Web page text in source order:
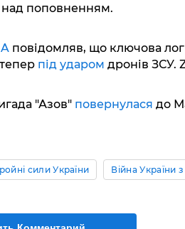
над поповненням.
повідомляв, що ключова
під ударом дронів ЗСУ.
"Азов" повернулася до
сили України Війна України